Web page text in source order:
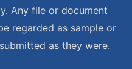
Any file or document
regarded as sample or
as they were.